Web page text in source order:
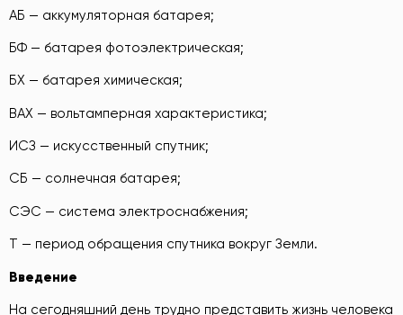
АБ — аккумуляторная батарея;
БФ — батарея фотоэлектрическая;
БХ — батарея химическая;
ВАХ — вольтамперная характеристика;
ИСЗ — искусственный спутник;
СБ — солнечная батарея;
СЭС — система электроснабжения;
Т — период обращения спутника вокруг Земли.
Введение
На сегодняшний день трудно представить жизнь человека